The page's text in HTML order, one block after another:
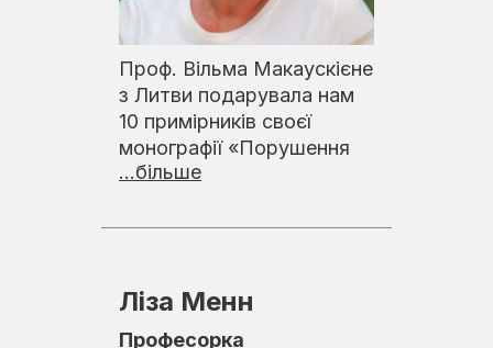
Проф. Вільма Макаускієне
з Литви подарувала нам
10 примірників своєї
монографії «Порушення
...більше
Ліза Менн
Професорка